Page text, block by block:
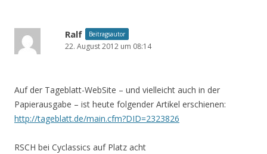
Ralf Beitragsautor
22. August 2012 um 08:14
Auf der Tageblatt-WebSite – und vielleicht auch in der
Papierausgabe – ist heute folgender Artikel erschienen:
http://tageblatt.de/main.cfm?DID=2323826
RSCH bei Cyclassics auf Platz acht